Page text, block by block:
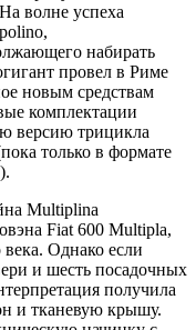
волне успеха
набирать
провел в Риме
новым средствам
комплектации
версию трицикла
только в формате
Multiplina
Fiat 600 Multipla,
Однако если
и шесть посадочных
получила
и тканевую крышу.